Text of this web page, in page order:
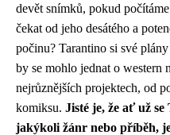
devět snímků, pokud
čekat od jeho desátého a
počinu? Tarantino si své
by se mohlo jednat o western
nejrůznějších projektech, od
komiksu. Jisté je, že ať už
jakýkoli žánr nebo příběh,